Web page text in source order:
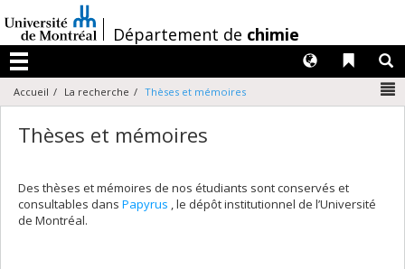
au
contenu
/Département de chimie
Menu
Liens
Langues
Accueil La recherche Thèses et mémoires
Thèses et mémoires
Des thèses et mémoires de nos étudiants sont conservés et
consultables dans Papyrus , le dépôt institutionnel de l’Université
de Montréal.